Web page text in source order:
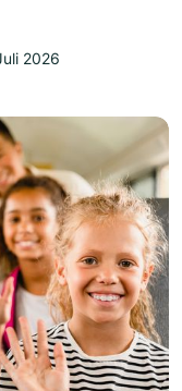
2026